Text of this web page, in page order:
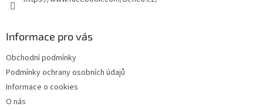
Informace pro vás
Obchodní podmínky
Podmínky ochrany osobních údajů
Informace o cookies
O nás